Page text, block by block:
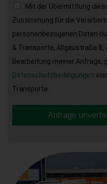
Mit der Übermittlung
Zustimmung für die
personenbezogenen Daten
& Transporte, Allgäustraße 8,
Bearbeitung meiner Anfrage,
Datenschutzbedingungen
Transporte.
Anfrage